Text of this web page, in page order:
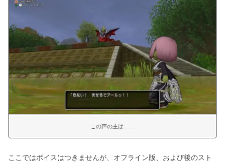
この声の主は……
ここではボイスはつきませんが、オフライン版、および後のスト